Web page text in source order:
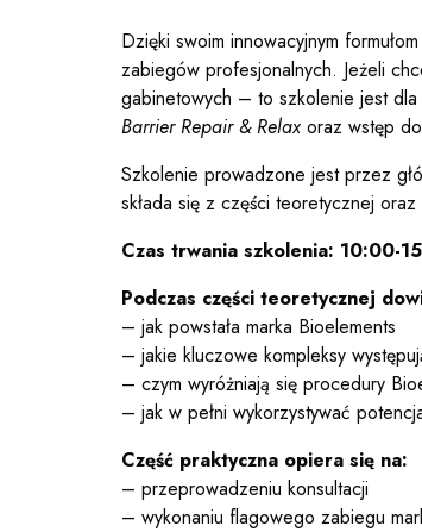
Dzięki swoim innowacyjnym
zabiegów profesjonalnych. Jeżeli
gabinetowych – to szkolenie jest
Barrier Repair & Relax oraz wstęp
Szkolenie prowadzone jest przez
składa się z części teoretycznej
Czas trwania szkolenia: 10:00-
Podczas części teoretycznej
– jak powstała marka Bioelements
– jakie kluczowe kompleksy
– czym wyróżniają się procedury
– jak w pełni wykorzystywać
Część praktyczna opiera się na:
– przeprowadzeniu konsultacji
– wykonaniu flagowego zabiegu